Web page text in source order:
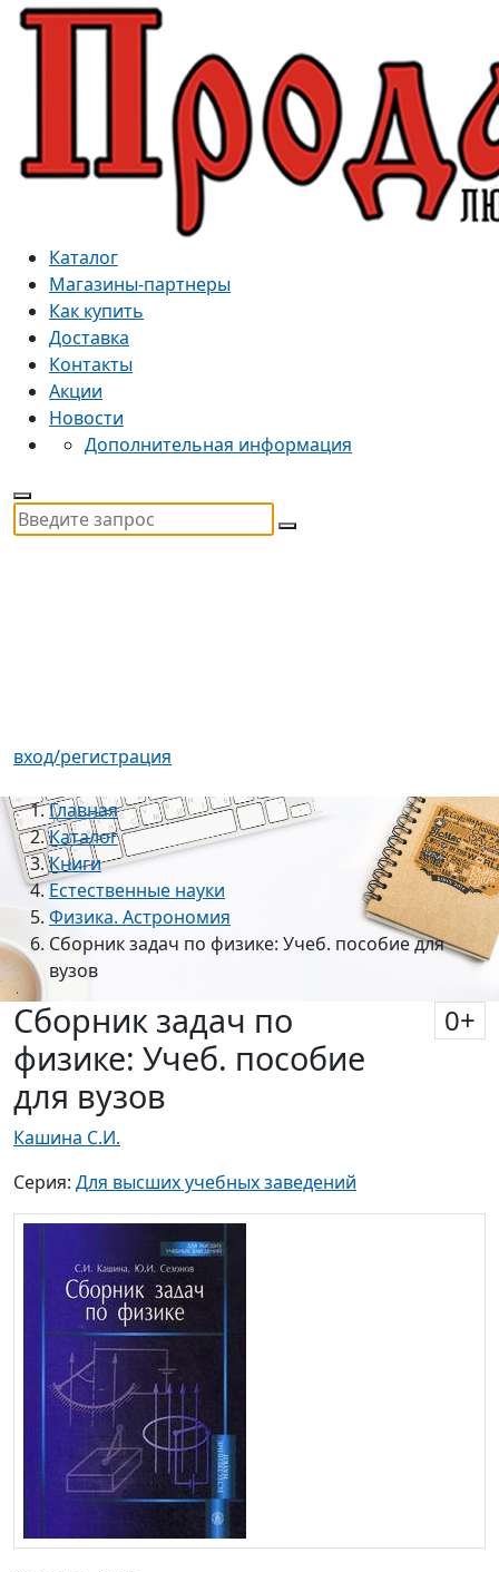
Каталог
Магазины-партнеры
Как купить
Доставка
Контакты
Акции
Новости
Дополнительная информация
вход/регистрация
Главная
Каталог
Книги
Естественные науки
Физика. Астрономия
Сборник задач по физике: Учеб. пособие для
вузов
Сборник задач по
физике: Учеб. пособие
для вузов
0+
Кашина С.И.
Серия: Для высших учебных заведений